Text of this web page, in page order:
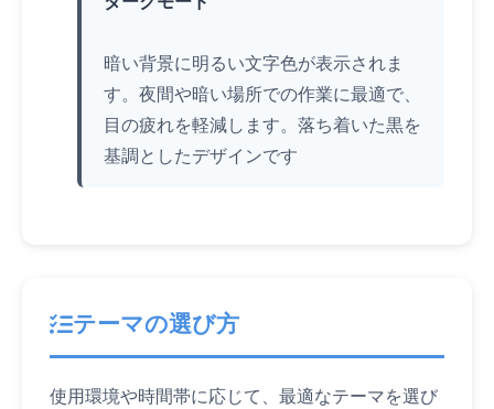
暗い背景に明るい文字色が表示されま
す。夜間や暗い場所での作業に最適で、
目の疲れを軽減します。落ち着いた黒を
基調としたデザインです
テーマの選び方
使用環境や時間帯に応じて、最適なテーマを選び